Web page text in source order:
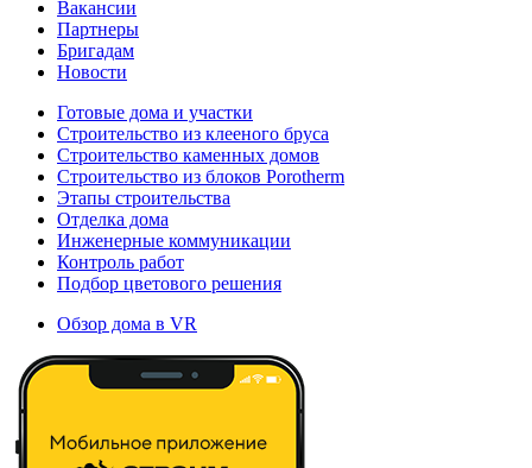
Вакансии
Партнеры
Бригадам
Новости
Готовые дома и участки
Строительство из клееного бруса
Строительство каменных домов
Строительство из блоков Porotherm
Этапы строительства
Отделка дома
Инженерные коммуникации
Контроль работ
Подбор цветового решения
Обзор дома в VR